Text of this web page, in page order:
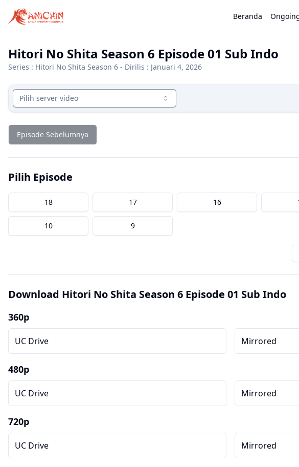
Beranda
Hitori No Shita Season 6 Episode 01 Sub Indo
Series : Hitori No Shita Season 6 - Dirilis : Januari 4, 2026
Pilih server video
Episode Sebelumnya
Pilih Episode
18 17 16
10 9
Download Hitori No Shita Season 6 Episode 01 Sub Indo
360p
UC Drive Mirrored
480p
UC Drive Mirrored
720p
UC Drive Mirrored